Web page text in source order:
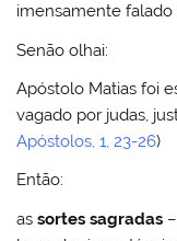
imensamente falado
Senão olhai:
Apóstolo Matias foi
vagado por judas,
Apóstolos, 1, 23-26)
Então:
assortes sagradas